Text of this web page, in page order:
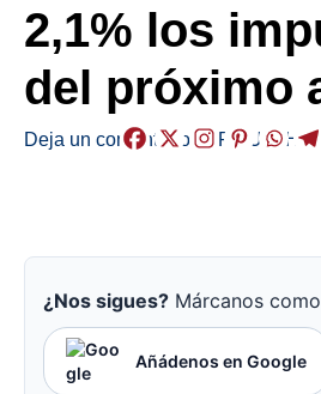
2,1% los
del próximo
Deja un comentario /ERMUA,
¿Nos sigues? Márcanos
Añádenos en Google